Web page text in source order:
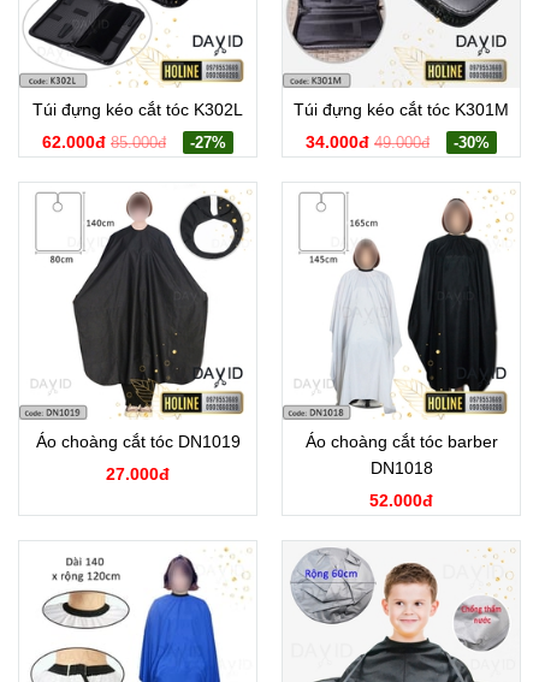
Túi đựng kéo cắt tóc K302L
62.000đ 85.000đ -27%
Túi đựng kéo cắt tóc K301M
34.000đ 49.000đ -30%
Áo choàng cắt tóc DN1019
27.000đ
Áo choàng cắt tóc barber
DN1018
52.000đ